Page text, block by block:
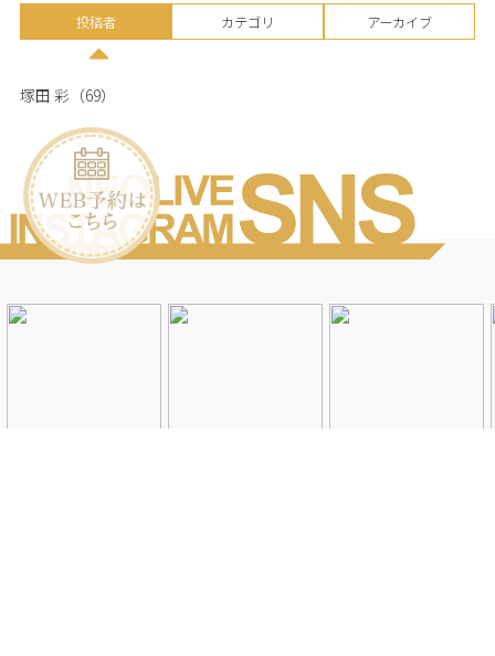
投稿者 カテゴリ アーカイブ
塚田 彩 （69）